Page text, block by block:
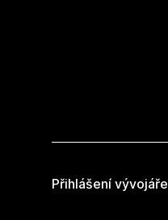
Přihlášení vývojáře